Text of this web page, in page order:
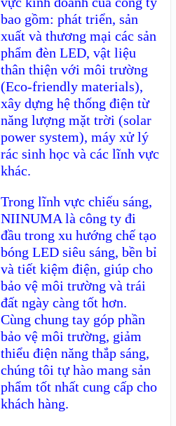
bao gồm: phát triển, sản
xuất và thương mại các sản
phẩm đèn LED, vật liệu
thân thiện với môi trường
(Eco-friendly materials),
xây dựng hệ thống điện từ
năng lượng mặt trời (solar
power system), máy xử lý
rác sinh học và các lĩnh vực
khác.
Trong lĩnh vực chiếu sáng,
NIINUMA là công ty đi
đầu trong xu hướng chế tạo
bóng LED siêu sáng, bền bỉ
và tiết kiệm điện, giúp cho
bảo vệ môi trường và trái
đất ngày càng tốt hơn.
Cùng chung tay góp phần
bảo vệ môi trường, giảm
thiểu điện năng thắp sáng,
chúng tôi tự hào mang sản
phẩm tốt nhất cung cấp cho
khách hàng.